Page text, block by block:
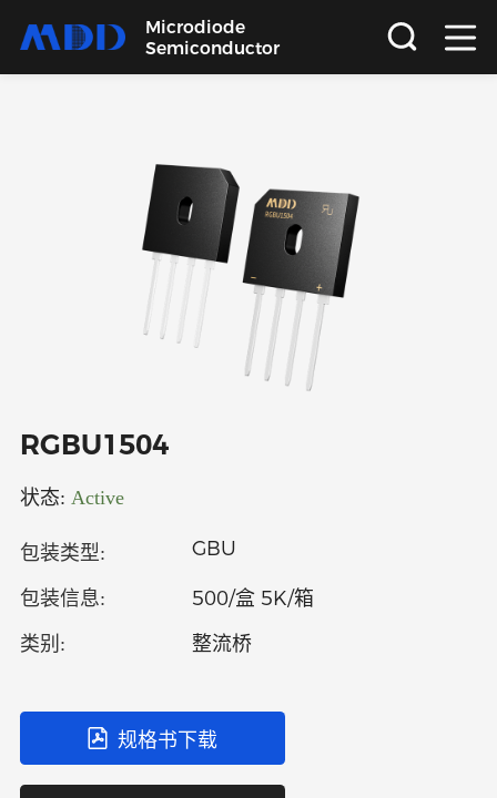
Microdiode
Semiconductor
关于
语言
RGBU1504
状态: Active
包装类型: GBU
包装信息: 500/盒 5K/箱
类别: 整流桥
规格书下载